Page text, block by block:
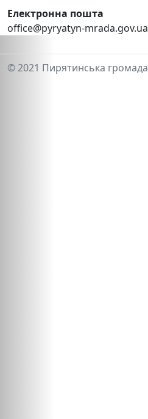
Електронна пошта
office@pyryatyn-mrada.gov.ua
© 2021 Пирятинська громада